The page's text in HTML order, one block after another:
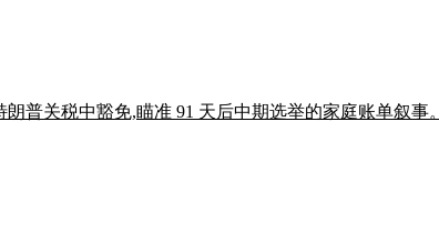
普关税中豁免,瞄准 91 天后中期选举的家庭账单叙事。